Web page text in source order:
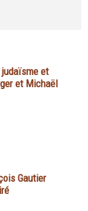
et
et Michaël
Gautier